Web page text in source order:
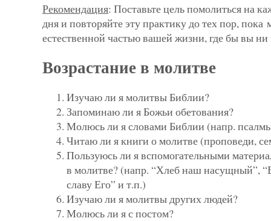
Рекомендация: Поставьте цель помолиться на
дня и повторяйте эту практику до тех пор, пока
естественной частью вашей жизни, где бы вы ни
Возрастание в молитве
Изучаю ли я молитвы Библии?
Запоминаю ли я Божьи обетования?
Молюсь ли я словами Библии (напр.
Читаю ли я книги о молитве (проповеди,
Пользуюсь ли я вспомогательными
в молитве? (напр. “Хлеб наш насущный”,
славу Его” и т.п.)
Изучаю ли я молитвы других людей?
Молюсь ли я с постом?